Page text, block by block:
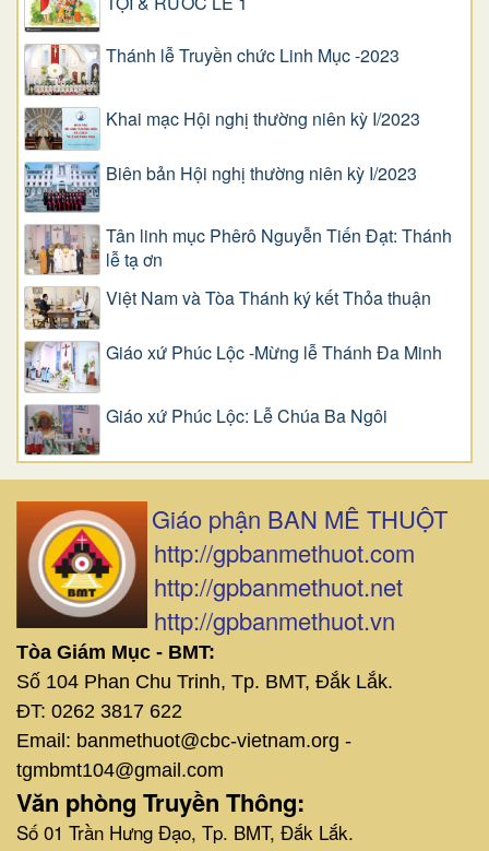
Thánh lễ Truyền chức Linh Mục -2023
Khai mạc Hội nghị thường niên kỳ I/2023
Biên bản Hội nghị thường niên kỳ I/2023
Tân linh mục Phêrô Nguyễn Tiến Đạt: Thánh
lễ tạ ơn
Việt Nam và Tòa Thánh ký kết Thỏa thuận
Giáo xứ Phúc Lộc -Mừng lễ Thánh Đa Minh
Giáo xứ Phúc Lộc: Lễ Chúa Ba Ngôi
Giáo phận BAN MÊ THUỘT
http://gpbanmethuot.com
http://gpbanmethuot.net
http://gpbanmethuot.vn
Tòa Giám Mục - BMT:
Số 104 Phan Chu Trinh, Tp. BMT, Đắk Lắk.
ĐT: 0262 3817 622
Email: banmethuot@cbc-vietnam.org -
tgmbmt104@gmail.com
Văn phòng Truyền Thông:
Số 01 Trần Hưng Đạo, Tp. BMT, Đắk Lắk.